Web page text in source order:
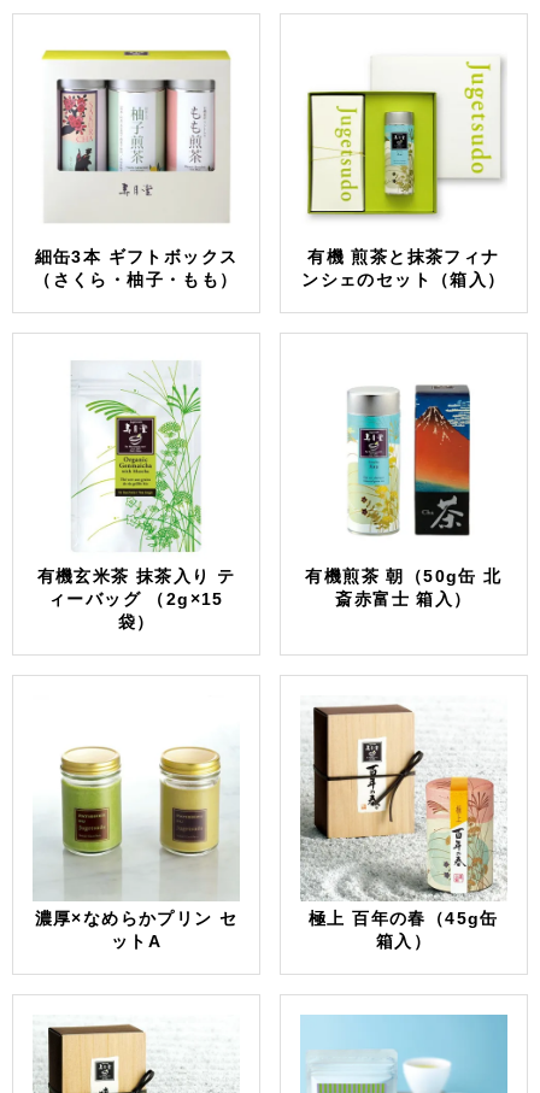
細缶3本 ギフトボックス
（さくら・柚子・もも）
有機 煎茶と抹茶フィナ
ンシェのセット（箱入）
有機玄米茶 抹茶入り テ
ィーバッグ （2g×15
袋）
有機煎茶 朝（50g缶 北
斎赤富士 箱入）
濃厚×なめらかプリン セ
ットA
極上 百年の春（45g缶
箱入）